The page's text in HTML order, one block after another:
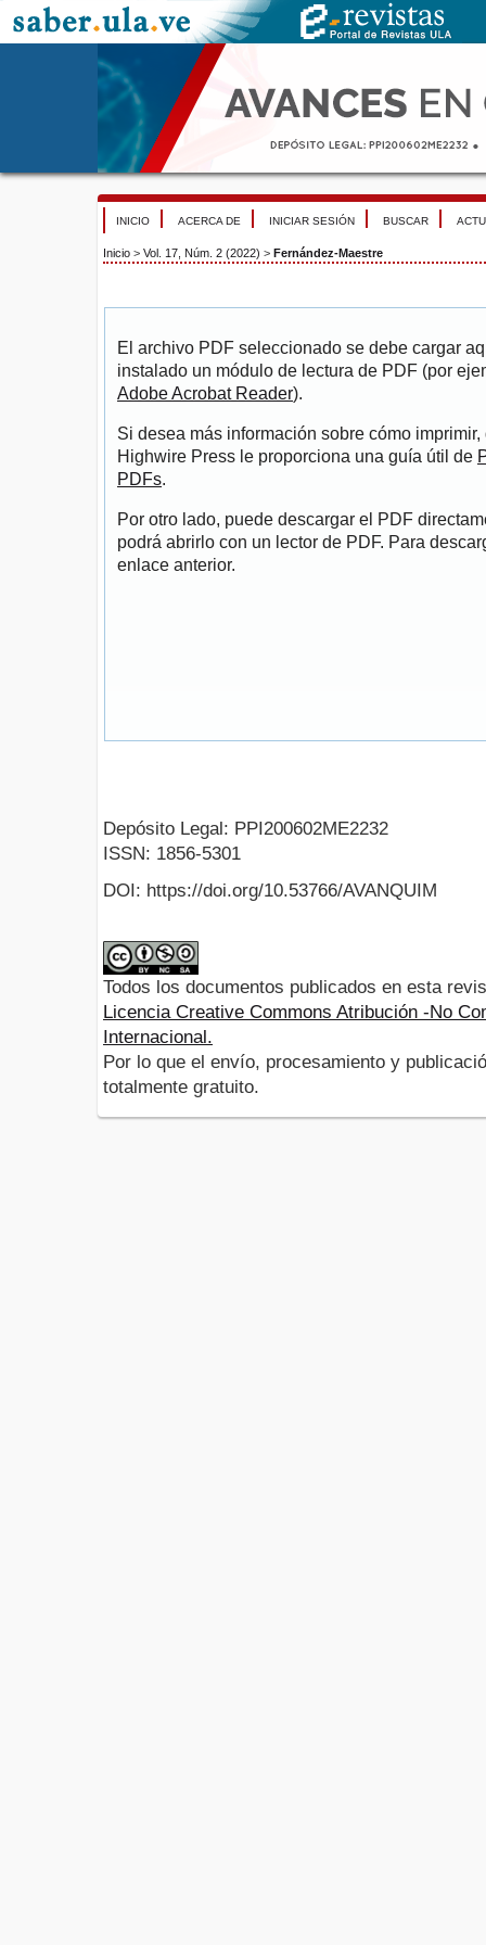
INICIO ACERCA DE INICIAR SESIÓN BUSCAR
Inicio > Vol. 17, Núm. 2 (2022) > Fernández-Maestre
El archivo PDF seleccionado se debe cargar
instalado un módulo de lectura de PDF (por
Adobe Acrobat Reader).
Si desea más información sobre cómo
Highwire Press le proporciona una guía útil de
PDFs.
Por otro lado, puede descargar el PDF
podrá abrirlo con un lector de PDF. Para
enlace anterior.
Depósito Legal: PPI200602ME2232
ISSN: 1856-5301
DOI: https://doi.org/10.53766/AVANQUIM
Todos los documentos publicados en esta
Licencia Creative Commons Atribución -No
Internacional.
Por lo que el envío, procesamiento y
totalmente gratuito.